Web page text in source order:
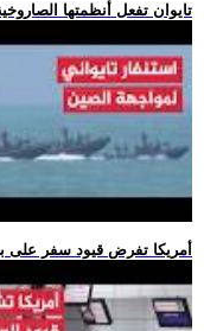
.. تايوان تفعل أنظمتها
.. أمريكا تفرض قيود سفر على